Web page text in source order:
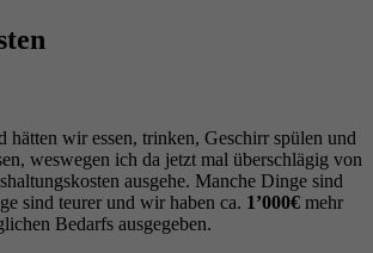
hätten wir essen, trinken, Geschirr spülen und
weswegen ich da jetzt mal überschlägig von
ausgehe. Manche Dinge sind
sind teurer und wir haben ca. 1’000€ mehr
Bedarfs ausgegeben.